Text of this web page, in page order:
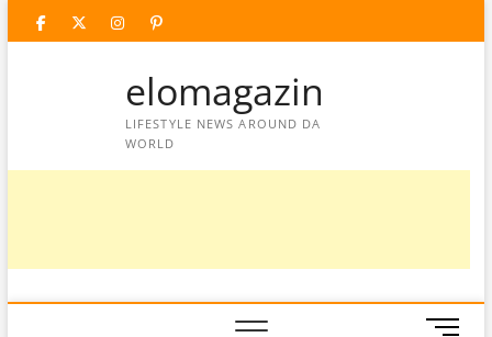
facebooktwitter
instagram
googleplus
pinterest
elomagazin
LIFESTYLE NEWS AROUND DA
WORLD
M